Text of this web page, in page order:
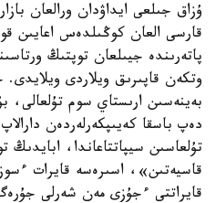
ۇزاق جىلعى ايداۋدان ورالعان
قارسى العان كوڭىلدەس اعايىن
پاتەرىندە جيىلعان توپتىڭ
وتكەن قاپىرىق ويلاردى ويلايدى.
بەينەسىن ارىستاي سوم
دەپ باسقا كەيىپكەرلەردەن
تۇلعاسىن سيپاتتاعاندا،
قاسيەتىن»، اسىرەسە قايرات
قايراتتى ءجۇزى مەن شەرلى